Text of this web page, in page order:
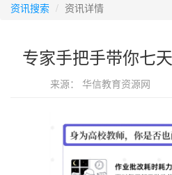
资讯搜索 资讯详情
专家手把手带你七
来源： 华信教育资源网